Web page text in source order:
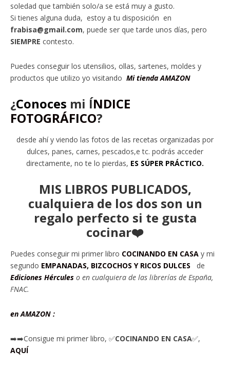
soledad que también solo/a se está muy a gusto.
Si tienes alguna duda, estoy a tu disposición en
frabisa@gmail.com, puede ser que tarde unos días, pero
SIEMPRE contesto.
Puedes conseguir los utensilios, ollas, sartenes, moldes y
productos que utilizo yo visitando Mi tienda AMAZON
¿Conoces mi ÍNDICE
FOTOGRÁFICO?
desde ahí y viendo las fotos de las recetas organizadas por
dulces, panes, carnes, pescados,e tc. podrás acceder
directamente, no te lo pierdas, ES SÚPER PRÁCTICO.
MIS LIBROS PUBLICADOS,
cualquiera de los dos son un
regalo perfecto si te gusta
cocinar❤️
Puedes conseguir mi primer libro COCINANDO EN CASA y mi
segundo EMPANADAS, BIZCOCHOS Y RICOS DULCES de
Ediciones Hércules o en cualquiera de las librerías de España,
FNAC.
en AMAZON :
➡️➡️Consigue mi primer libro, ✅COCINANDO EN CASA✅,
AQUÍ